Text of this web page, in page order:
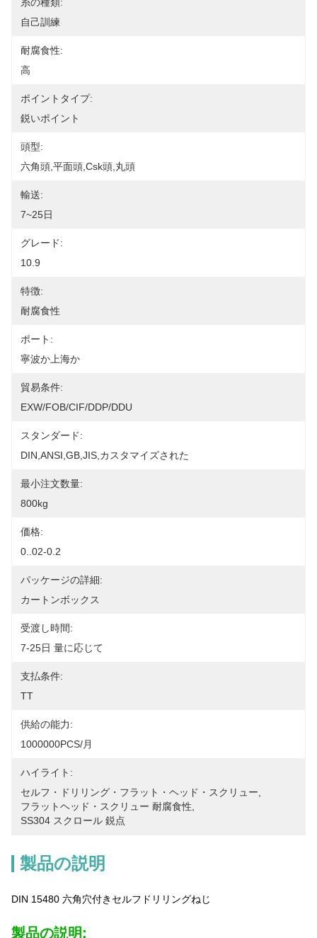
自己訓練
耐腐食性:
高
ポイントタイプ:
鋭いポイント
頭型:
六角頭,平面頭,Csk頭,丸頭
輸送:
7~25日
グレード:
10.9
特徴:
耐腐食性
ポート:
寧波か上海か
貿易条件:
EXW/FOB/CIF/DDP/DDU
スタンダード:
DIN,ANSI,GB,JIS,カスタマイズされた
最小注文数量:
800kg
価格:
0..02-0.2
パッケージの詳細:
カートンボックス
受渡し時間:
7-25日 量に応じて
支払条件:
TT
供給の能力:
1000000PCS/月
ハイライト:
セルフ・ドリリング・フラット・ヘッド・スクリュー
フラットヘッド・スクリュー 耐腐食性
SS304 スクロール 鋭点
製品の説明
DIN 15480 六角穴付きセルフドリリングねじ
製品の説明: